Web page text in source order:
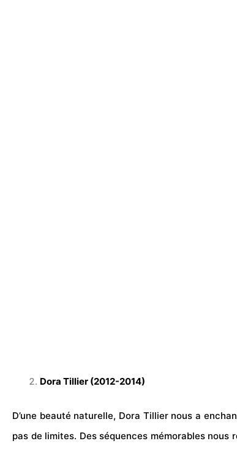
Dora Tillier (2012-2014)
D’une beauté naturelle, Dora Tillier nous a
pas de limites. Des séquences mémorables nous